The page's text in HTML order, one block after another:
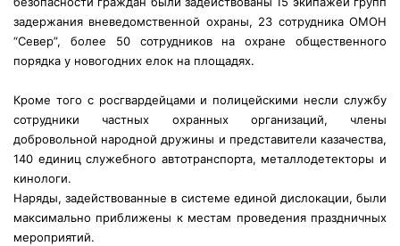
задержания вневедомственной охраны, 23 сотрудника ОМОН
“Север”, более 50 сотрудников на охране общественного
порядка у новогодних елок на площадях.
Кроме того с росгвардейцами и полицейскими несли службу
сотрудники частных охранных организаций, члены
добровольной народной дружины и представители казачества,
140 единиц служебного автотранспорта, металлодетекторы и
кинологи.
Наряды, задействованные в системе единой дислокации, были
максимально приближены к местам проведения праздничных
мероприятий.